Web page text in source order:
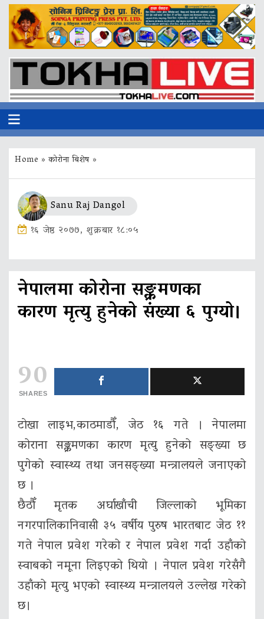
Home »कोरोना बिशेष»
Sanu Raj Dangol
१६ जेष्ठ २०७७, शुक्रबार १८:०५
नेपालमा कोरोना सङ्क्रमणका
कारण मृत्यु हुनेको संख्या ६ पुग्यो।
90
SHARES
टाेखा लाइभ,काठमाडौँ, जेठ १६ गते । नेपालमा
कोराना सङ्क्रमणका कारण मृत्यु हुनेको सङ्ख्या छ
पुगेको स्वास्थ्य तथा जनसङ्ख्या मन्त्रालयले जनाएको
छ ।
छैठाैँ मृतक अर्घाखाँची जिल्लाको भूमिका
नगरपालिकानिवासी ३५ वर्षीय पुरुष भारतबाट जेठ ११
गते नेपाल प्रवेश गरेको र नेपाल प्रवेश गर्दा उहाँको
स्वाबको नमूना लिइएको थियाे । नेपाल प्रवेश गरेसँगै
उहाँको मृत्यु भएको स्वास्थ्य मन्त्रालयले उल्लेख गरेको
छ।